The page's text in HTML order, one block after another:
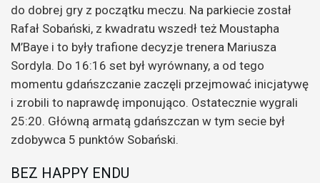
do dobrej gry z początku meczu. Na parkiecie został
Rafał Sobański, z kwadratu wszedł też Moustapha
M’Baye i to były trafione decyzje trenera Mariusza
Sordyla. Do 16:16 set był wyrównany, a od tego
momentu gdańszczanie zaczęli przejmować inicjatywę
i zrobili to naprawdę imponująco. Ostatecznie wygrali
25:20. Główną armatą gdańszczan w tym secie był
zdobywca 5 punktów Sobański.
BEZ HAPPY ENDU